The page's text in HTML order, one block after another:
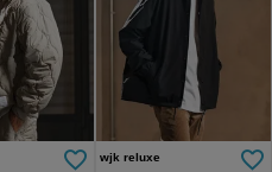
wjk reluxe